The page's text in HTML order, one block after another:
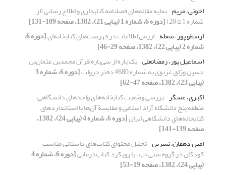
اخوتی، مریم نمایه مقاله‌های فصلنامه کتابداری و اطلاع رسانی (از
شماره 1 تا 20)
[دوره 6، شماره 1 (پیاپی 21)، 1382، صفحه 109-131]
ارسطو پور، شعله ارزش اطلاعات در فهرست‌های کتابخانه‌ای [دوره 6،
شماره 2 (پیاپی 22)، 1382، صفحه 29-46]
اسماعیل پور، رمضانعلی یک پاره از سی‌پاره قرآن محمدبن عثمان‌بن
حسین ور‌ّاق غزنوی به شماره 4680 دفتر جزوات [دوره 6، شماره 3
(پیاپی 23)، 1382، صفحه 47-62]
اکبری، عسگر بررسی وضعیت کتابخانه‌های واحدهای دانشگاهی
منطقه پنج دانشگاه آزاد اسلامی و مقایسة آن‌ها با استانداردهای
کتابخانه‌های دانشگاهی ایران [دوره 6، شماره 4 (پیاپی 24)، 1382،
صفحه 139-141]
امین دهقان، نسرین تحلیل محتوای کتاب‌های داستانی مناسب
کودکان در گروه سنی «ب» با رویکرد کتاب‌درمانی [دوره 6، شماره 4
(پیاپی 24)، 1382، صفحه 19-53]